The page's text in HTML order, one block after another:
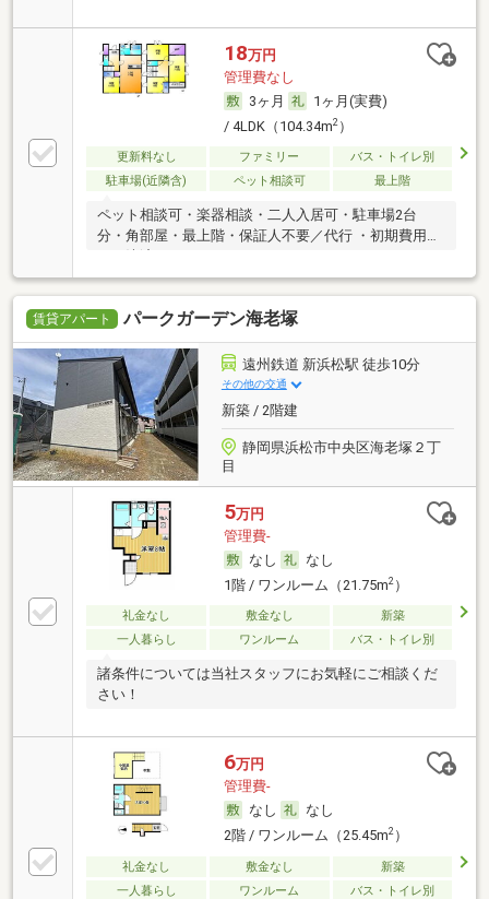
18万円
管理費なし
3ヶ月
1ヶ月(実費)
/ 4LDK（104.34m2）
更新料なし ファミリー
バス・トイレ別
駐車場(近隣含)
ペット相談可 最上階
ペット相談可・楽器相談・二人入居可・駐車場2台
分・角部屋・最上階・保証人不要／代行 ・初期費用カ
賃貸アパート パークガーデン海老塚
遠州鉄道 新浜松駅 徒歩10分
その他の交通
新築 / 2階建
静岡県浜松市中央区海老塚２丁
目
5万円
管理費-
なし
なし
1階 / ワンルーム（21.75m2）
礼金なし 敷金なし
新築
一人暮らし
ワンルーム バス・トイレ別
諸条件については当社スタッフにお気軽にご相談くだ
さい！
6万円
管理費-
なし
なし
2階 / ワンルーム（25.45m2）
礼金なし 敷金なし
新築
一人暮らし
ワンルーム バス・トイレ別